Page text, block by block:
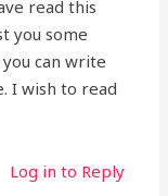
read this
you some
can write
I wish to read
Log in to Reply